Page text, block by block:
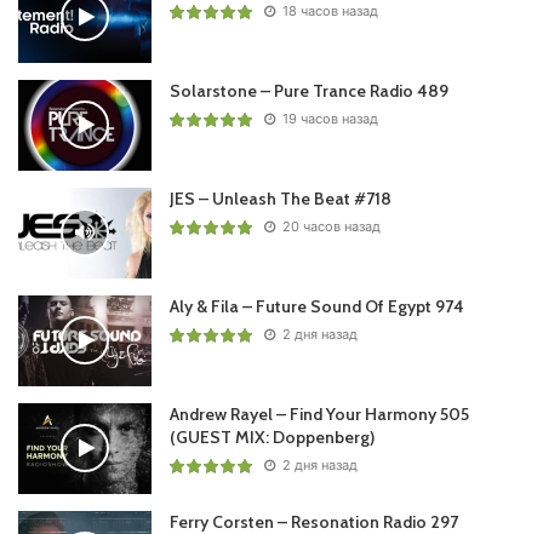
18 часов назад
Solarstone – Pure Trance Radio 489
19 часов назад
JES – Unleash The Beat #718
20 часов назад
Aly & Fila – Future Sound Of Egypt 974
2 дня назад
Andrew Rayel – Find Your Harmony 505
(GUEST MIX: Doppenberg)
2 дня назад
Ferry Corsten – Resonation Radio 297